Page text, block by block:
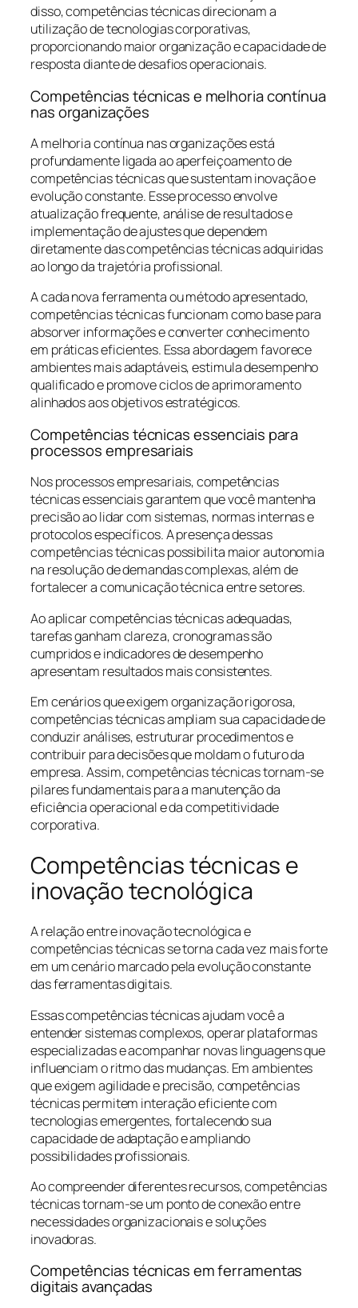
disso, competências técnicas direcionam a
utilização de tecnologias corporativas,
proporcionando maior organização e capacidade de
resposta diante de desafios operacionais.
Competências técnicas e melhoria contínua
nas organizações
A melhoria contínua nas organizações está
profundamente ligada ao aperfeiçoamento de
competências técnicas que sustentam inovação e
evolução constante. Esse processo envolve
atualização frequente, análise de resultados e
implementação de ajustes que dependem
diretamente das competências técnicas adquiridas
ao longo da trajetória profissional.
A cada nova ferramenta ou método apresentado,
competências técnicas funcionam como base para
absorver informações e converter conhecimento
em práticas eficientes. Essa abordagem favorece
ambientes mais adaptáveis, estimula desempenho
qualificado e promove ciclos de aprimoramento
alinhados aos objetivos estratégicos.
Competências técnicas essenciais para
processos empresariais
Nos processos empresariais, competências
técnicas essenciais garantem que você mantenha
precisão ao lidar com sistemas, normas internas e
protocolos específicos. A presença dessas
competências técnicas possibilita maior autonomia
na resolução de demandas complexas, além de
fortalecer a comunicação técnica entre setores.
Ao aplicar competências técnicas adequadas,
tarefas ganham clareza, cronogramas são
cumpridos e indicadores de desempenho
apresentam resultados mais consistentes.
Em cenários que exigem organização rigorosa,
competências técnicas ampliam sua capacidade de
conduzir análises, estruturar procedimentos e
contribuir para decisões que moldam o futuro da
empresa. Assim, competências técnicas tornam-se
pilares fundamentais para a manutenção da
eficiência operacional e da competitividade
corporativa.
Competências técnicas e
inovação tecnológica
A relação entre inovação tecnológica e
competências técnicas se torna cada vez mais forte
em um cenário marcado pela evolução constante
das ferramentas digitais.
Essas competências técnicas ajudam você a
entender sistemas complexos, operar plataformas
especializadas e acompanhar novas linguagens que
influenciam o ritmo das mudanças. Em ambientes
que exigem agilidade e precisão, competências
técnicas permitem interação eficiente com
tecnologias emergentes, fortalecendo sua
capacidade de adaptação e ampliando
possibilidades profissionais.
Ao compreender diferentes recursos, competências
técnicas tornam-se um ponto de conexão entre
necessidades organizacionais e soluções
inovadoras.
Competências técnicas em ferramentas
digitais avançadas